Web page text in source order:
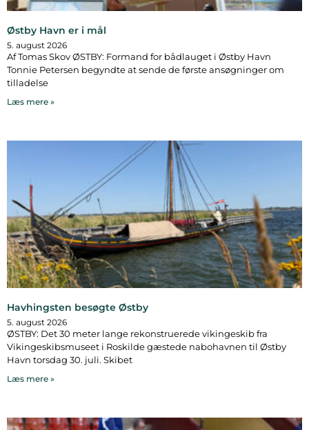
Østby Havn er i mål
5. august 2026
Af Tomas Skov ØSTBY: Formand for bådlauget i Østby Havn
Tonnie Petersen begyndte at sende de første ansøgninger om
tilladelse
Læs mere »
Havhingsten besøgte Østby
5. august 2026
ØSTBY: Det 30 meter lange rekonstruerede vikingeskib fra
Vikingeskibsmuseet i Roskilde gæstede nabohavnen til Østby
Havn torsdag 30. juli. Skibet
Læs mere »